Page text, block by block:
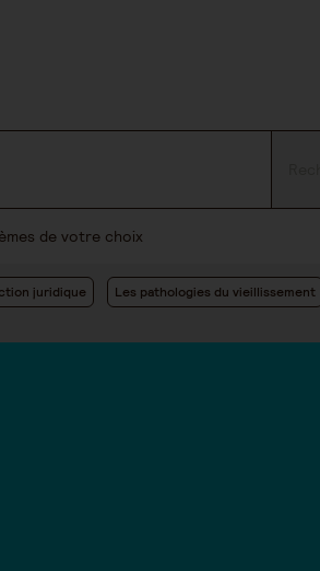
de votre choix
juridique Les pathologies du vieillissement